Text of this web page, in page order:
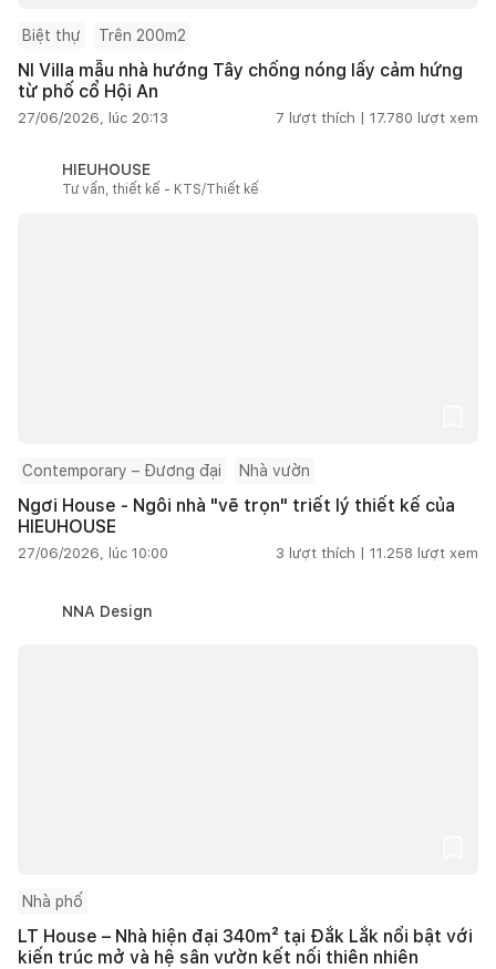
Biệt thự Trên 200m2
NI Villa mẫu nhà hướng Tây chống nóng lấy cảm hứng
từ phố cổ Hội An
27/06/2026, lúc 20:13 7 lượt thích | 17.780 lượt xem
HIEUHOUSE
Tư vấn, thiết kế - KTS/Thiết kế
Contemporary – Đương đại Nhà vườn
Ngơi House - Ngôi nhà "vẽ trọn" triết lý thiết kế của
HIEUHOUSE
27/06/2026, lúc 10:00 3 lượt thích | 11.258 lượt xem
NNA Design
Nhà phố
LT House – Nhà hiện đại 340m² tại Đắk Lắk nổi bật với
kiến trúc mở và hệ sân vườn kết nối thiên nhiên